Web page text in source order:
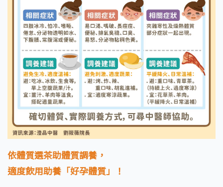
依體質選茶助體質調養，
適度飲用助養「好孕體質」！